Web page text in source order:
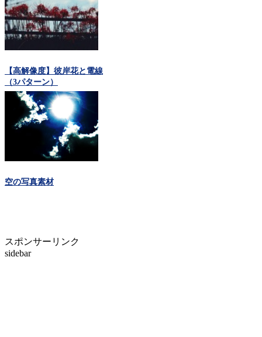
【高解像度】彼岸花と電線
（3パターン）
空の写真素材
スポンサーリンク
sidebar